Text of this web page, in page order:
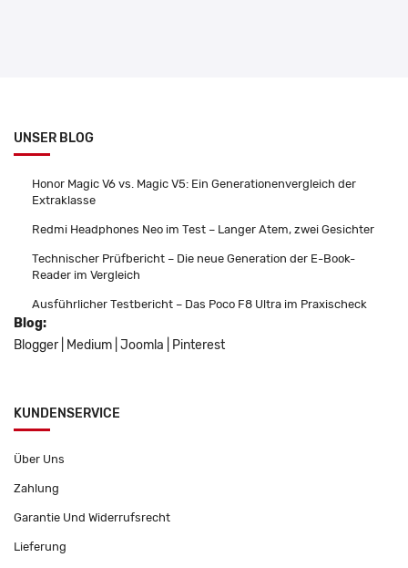
UNSER BLOG
Honor Magic V6 vs. Magic V5: Ein Generationenvergleich der
Extraklasse
Redmi Headphones Neo im Test – Langer Atem, zwei Gesichter
Technischer Prüfbericht – Die neue Generation der E-Book-
Reader im Vergleich
Ausführlicher Testbericht – Das Poco F8 Ultra im Praxischeck
Blog:
Blogger Medium Joomla Pinterest
KUNDENSERVICE
Über Uns
Zahlung
Garantie Und Widerrufsrecht
Lieferung